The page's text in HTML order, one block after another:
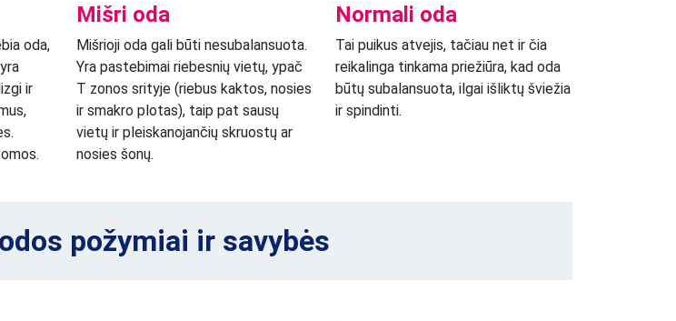
oda,
ir
Mišri oda
Mišrioji oda gali būti nesubalansuota.
Yra pastebimai riebesnių vietų, ypač
T zonos srityje (riebus kaktos, nosies
ir smakro plotas), taip pat sausų
vietų ir pleiskanojančių skruostų ar
nosies šonų.
Normali oda
Tai puikus atvejis, tačiau net ir čia
reikalinga tinkama priežiūra, kad oda
būtų subalansuota, ilgai išliktų šviežia
ir spindinti.
požymiai ir savybės